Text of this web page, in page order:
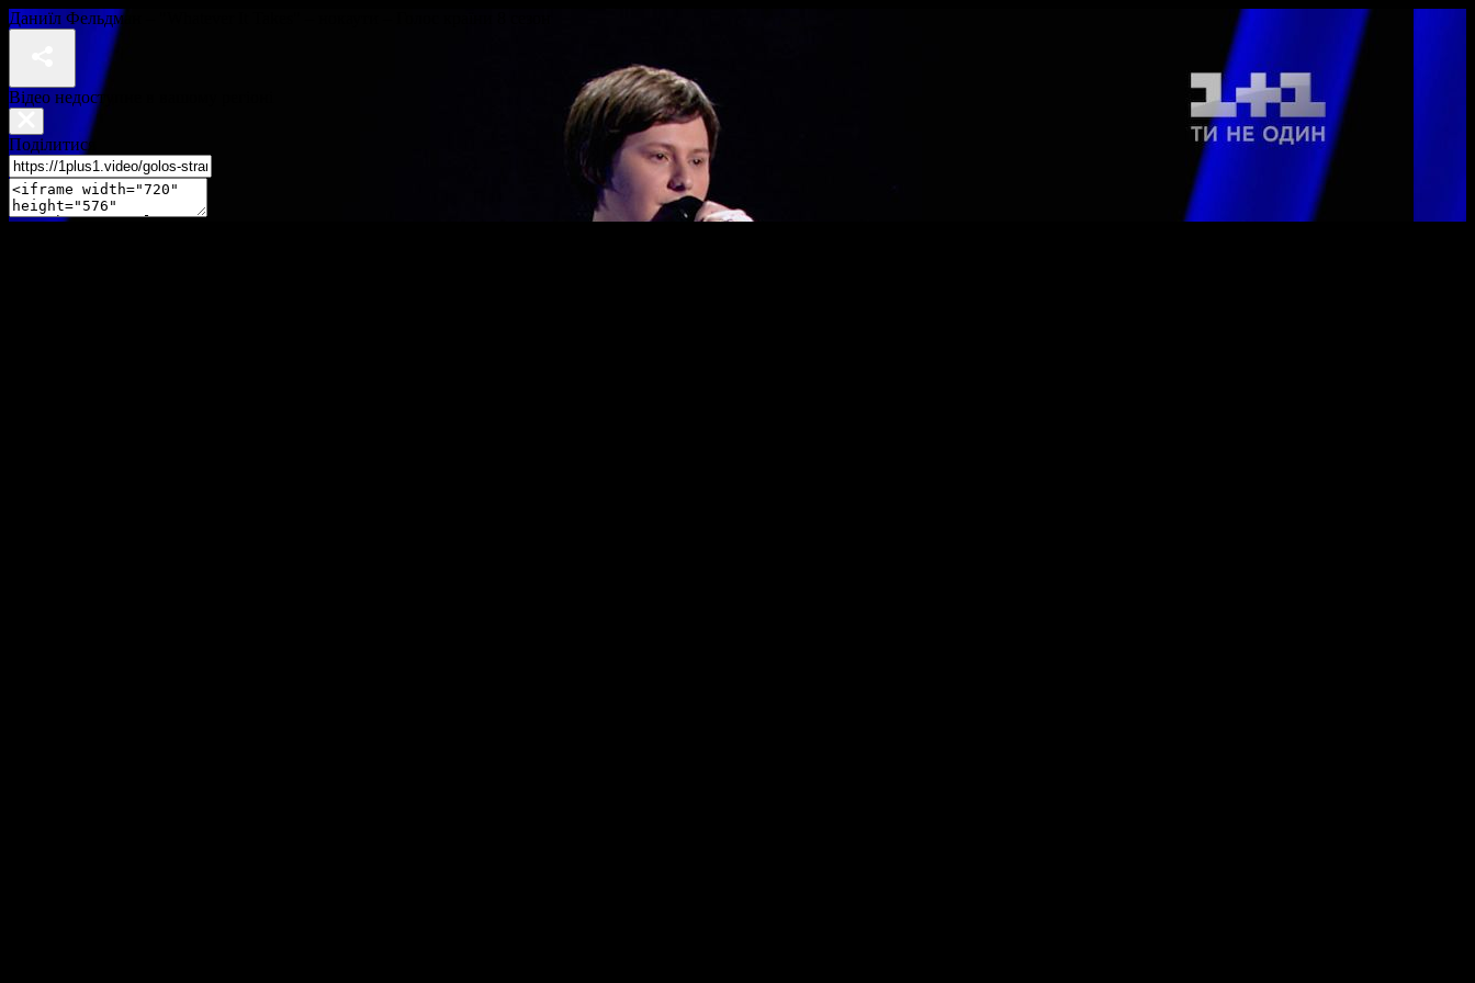
Даниїл Фельдман – "Whatever It Takes" – нокаути – Голос країни 8 сезон
Відео недоступне в вашому регіоні
Поділитися